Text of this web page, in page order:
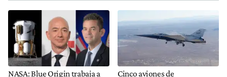
NASA: Blue Origin trabaja a
Cinco aviones de